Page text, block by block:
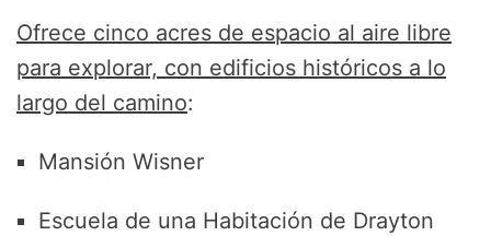
Ofrece cinco acres de espacio al aire libre
para explorar, con edificios históricos a lo
largo del camino:
Mansión Wisner
Escuela de una Habitación de Drayton